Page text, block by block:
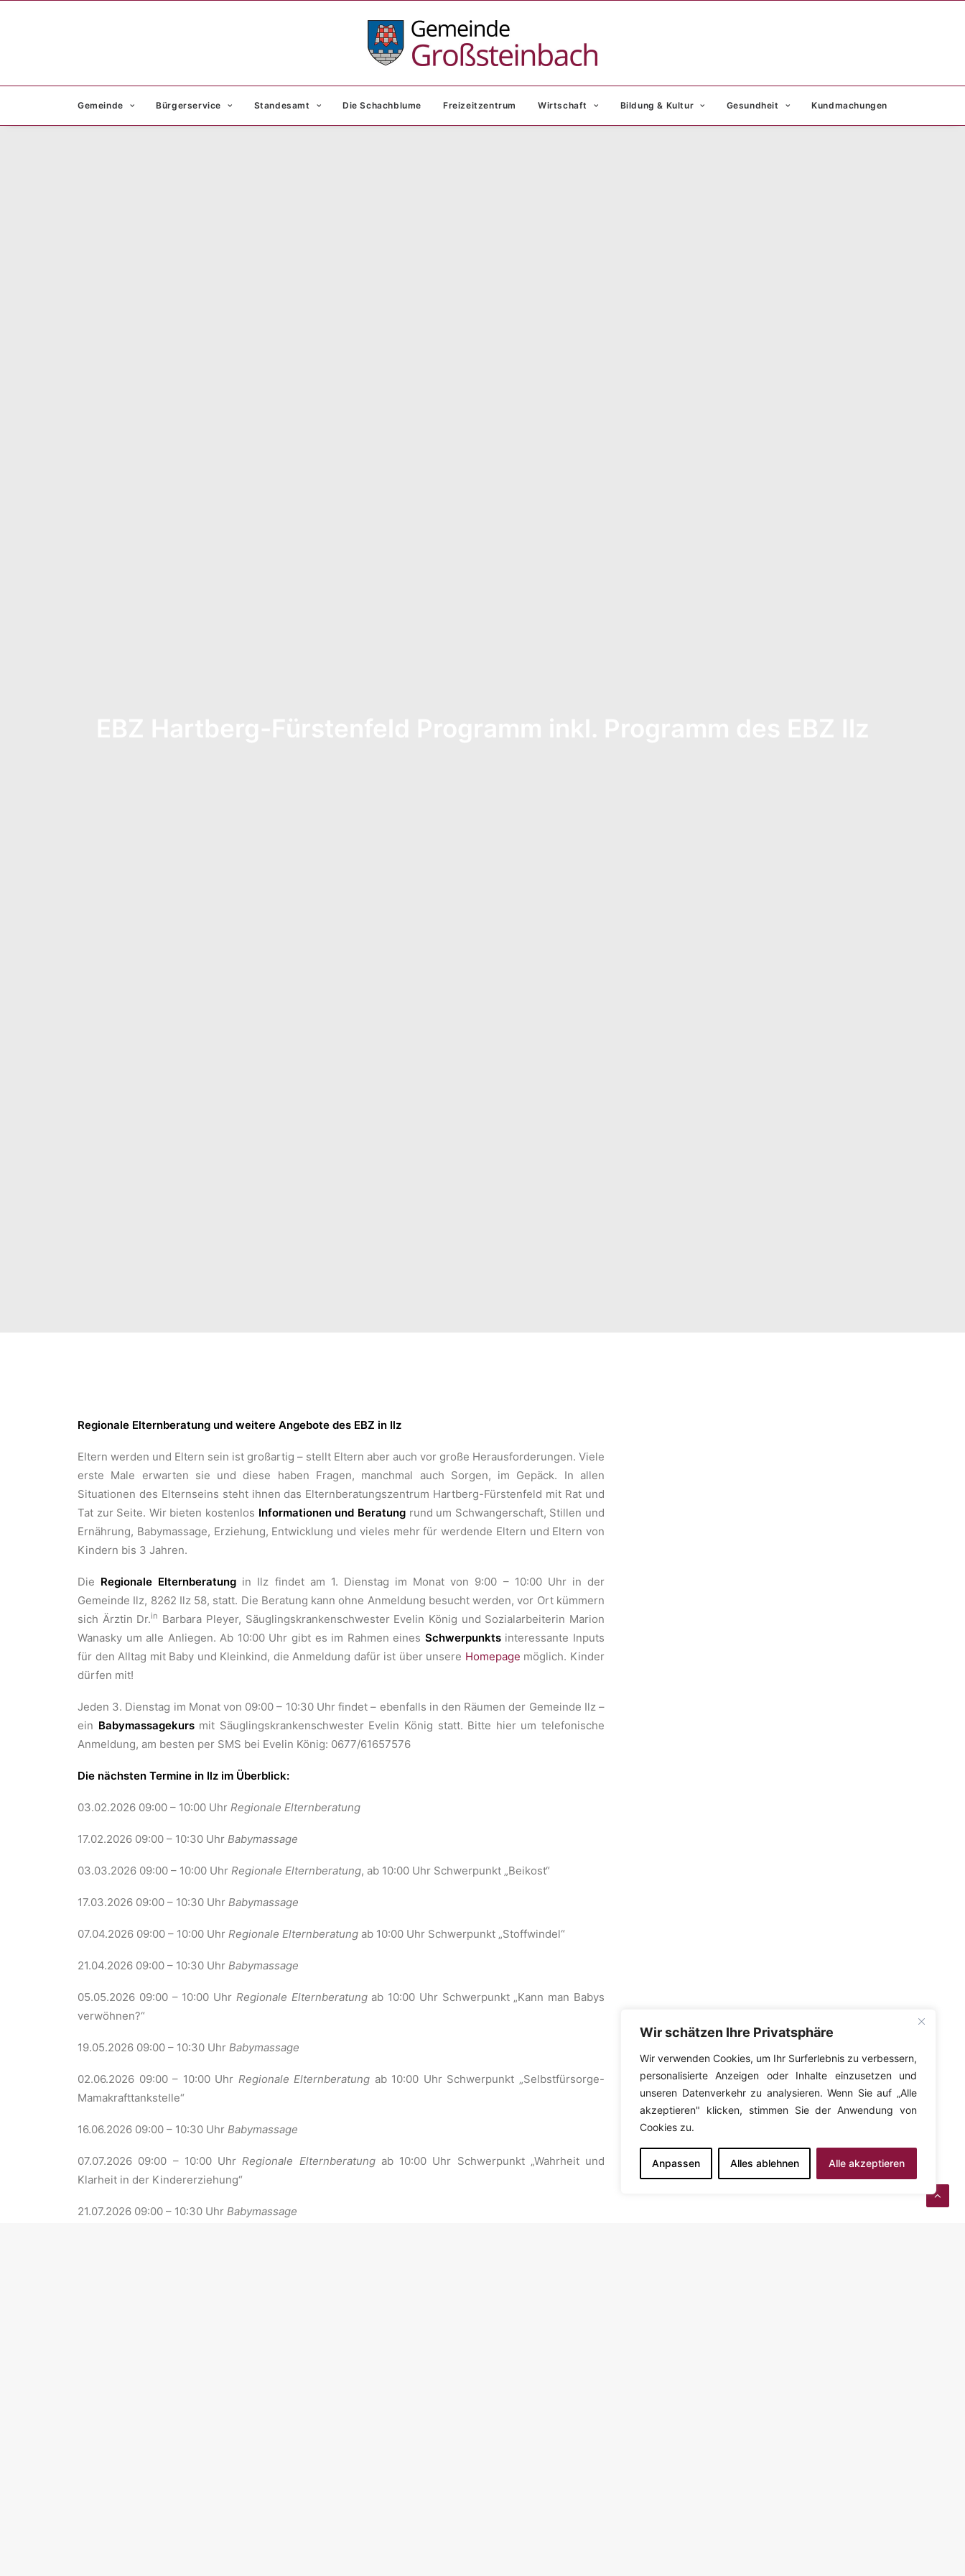
Wir schätzen Ihre Privatsphäre
Wir verwenden Cookies, um Ihr Surferlebnis zu verbessern,
personalisierte Anzeigen oder Inhalte einzusetzen und
unseren Datenverkehr zu analysieren. Wenn Sie auf „Alle
akzeptieren" klicken, stimmen Sie der Anwendung von
Cookies zu.
Anpassen Alles ablehnen Alle akzeptieren
Gemeinde Bürgerservice Standesamt Die Schachblume Freizeitzentrum Wirtschaft Bildung & Kultur Gesundheit Kundmachungen
Regionale Elternberatung und weitere Angebote des EBZ in Ilz
Eltern werden und Eltern sein ist großartig – stellt Eltern aber auch vor große Herausforderungen. Viele
erste Male erwarten sie und diese haben Fragen, manchmal auch Sorgen, im Gepäck. In allen
Situationen des Elternseins steht ihnen das Elternberatungszentrum Hartberg-Fürstenfeld mit Rat und
Tat zur Seite. Wir bieten kostenlos Informationen und Beratungrund um Schwangerschaft, Stillen und
Ernährung, Babymassage, Erziehung, Entwicklung und vieles mehr für werdende Eltern und Eltern von
Kindern bis 3 Jahren.
Die Regionale Elternberatung in Ilz findet am 1. Dienstag im Monat von 9:00 – 10:00 Uhr in der
Gemeinde Ilz, 8262 Ilz 58, statt. Die Beratung kann ohne Anmeldung besucht werden, vor Ort kümmern
sich Ärztin Dr.in Barbara Pleyer, Säuglingskrankenschwester Evelin König und Sozialarbeiterin Marion
Wanasky um alle Anliegen. Ab 10:00 Uhr gibt es im Rahmen eines Schwerpunkts interessante Inputs
für den Alltag mit Baby und Kleinkind, die Anmeldung dafür ist über unsere Homepage möglich. Kinder
dürfen mit!
Jeden 3. Dienstag im Monat von 09:00 – 10:30 Uhr findet – ebenfalls in den Räumen der Gemeinde Ilz –
ein Babymassagekursmit Säuglingskrankenschwester Evelin König statt. Bitte hier um telefonische
Anmeldung, am besten per SMS bei Evelin König: 0677/61657576
Die nächsten Termine in Ilz im Überblick:
03.02.2026 09:00 – 10:00 Uhr Regionale Elternberatung
17.02.2026 09:00 – 10:30 Uhr Babymassage
03.03.2026 09:00 – 10:00 Uhr Regionale Elternberatung, ab 10:00 Uhr Schwerpunkt „Beikost“
17.03.2026 09:00 – 10:30 Uhr Babymassage
07.04.2026 09:00 – 10:00 Uhr Regionale Elternberatung ab 10:00 Uhr Schwerpunkt „Stoffwindel“
21.04.2026 09:00 – 10:30 Uhr Babymassage
05.05.2026 09:00 – 10:00 Uhr Regionale Elternberatungab 10:00 Uhr Schwerpunkt „Kann man Babys
verwöhnen?“
19.05.2026 09:00 – 10:30 Uhr Babymassage
02.06.2026 09:00 – 10:00 Uhr Regionale Elternberatung ab 10:00 Uhr Schwerpunkt „Selbstfürsorge-
Mamakrafttankstelle“
16.06.2026 09:00 – 10:30 Uhr Babymassage
07.07.2026 09:00 – 10:00 UhrRegionale Elternberatungab 10:00 Uhr Schwerpunkt „Wahrheit und
Klarheit in der Kindererziehung“
21.07.2026 09:00 – 10:30 Uhr Babymassage